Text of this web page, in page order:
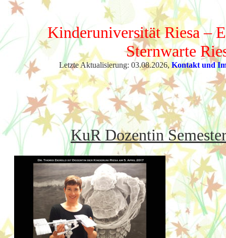
Kinderuniversität Riesa –
Sternwarte
Letzte Aktualisierung: 03.08.2026,Kontakt und
KuR Dozentin